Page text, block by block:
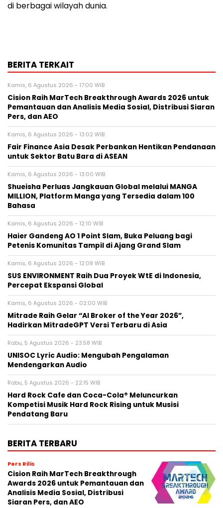
di berbagai wilayah dunia.
BERITA TERKAIT
Kamis, 6 Agustus 2026 - 17:00 WIB
Cision Raih MarTech Breakthrough Awards 2026 untuk
Pemantauan dan Analisis Media Sosial, Distribusi Siaran
Pers, dan AEO
Kamis, 6 Agustus 2026 - 13:02 WIB
Fair Finance Asia Desak Perbankan Hentikan Pendanaan
untuk Sektor Batu Bara di ASEAN
Kamis, 6 Agustus 2026 - 13:00 WIB
Shueisha Perluas Jangkauan Global melalui MANGA
MILLION, Platform Manga yang Tersedia dalam 100
Bahasa
Kamis, 6 Agustus 2026 - 12:10 WIB
Haier Gandeng AO 1 Point Slam, Buka Peluang bagi
Petenis Komunitas Tampil di Ajang Grand Slam
Kamis, 6 Agustus 2026 - 12:08 WIB
SUS ENVIRONMENT Raih Dua Proyek WtE di Indonesia,
Percepat Ekspansi Global
Kamis, 6 Agustus 2026 - 02:00 WIB
Mitrade Raih Gelar “AI Broker of the Year 2026”,
Hadirkan MitradeGPT Versi Terbaru di Asia
Rabu, 5 Agustus 2026 - 23:58 WIB
UNISOC Lyric Audio: Mengubah Pengalaman
Mendengarkan Audio
Rabu, 5 Agustus 2026 - 22:15 WIB
Hard Rock Cafe dan Coca-Cola® Meluncurkan
Kompetisi Musik Hard Rock Rising untuk Musisi
Pendatang Baru
BERITA TERBARU
Pers Rilis
Cision Raih MarTech Breakthrough
Awards 2026 untuk Pemantauan dan
Analisis Media Sosial, Distribusi
Siaran Pers, dan AEO